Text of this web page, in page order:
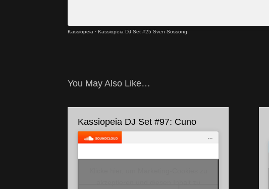
Kassiopeia ·Kassiopeia DJ Set #25 Sven Sossong
You May Also Like…
Kassiopeia DJ Set #97: Cuno